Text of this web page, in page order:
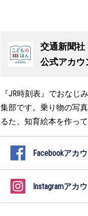
交通新聞
公式アカウ
『JR時刻表』でおなじ
集部です。乗り物の写
るた、知育絵本を作って
Facebookアカ
Instagramアカ